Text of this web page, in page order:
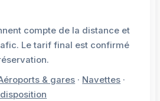
compte de la distance et
Le tarif final est confirmé
& gares · Navettes ·